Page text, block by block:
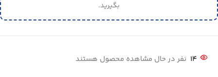
بگیرید.
14 نفر در حال مشاهده محصول هستند